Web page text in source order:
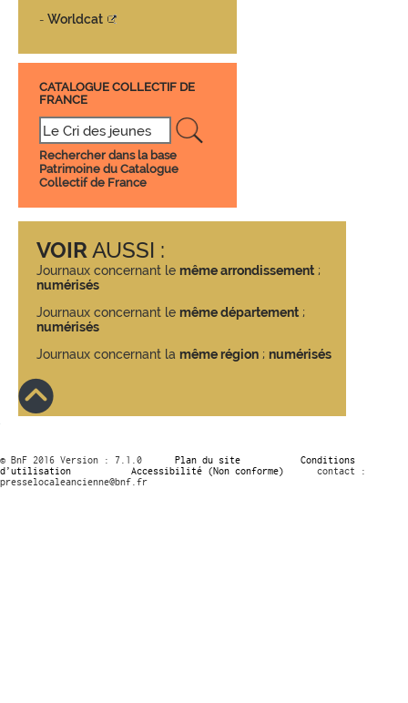
- Worldcat
CATALOGUE COLLECTIF DE
FRANCE
Rechercher dans la base
Patrimoine du Catalogue
Collectif de France
VOIRAUSSI :
Journaux concernant le même arrondissement ;
numérisés
Journaux concernant le même département ;
numérisés
Journaux concernant la même région ; numérisés
© BnF 2016 Version : 7.1.0 Plan du site
Conditions
d’utilisation
Accessibilité (Non conforme)
contact :
presselocaleancienne@bnf.fr